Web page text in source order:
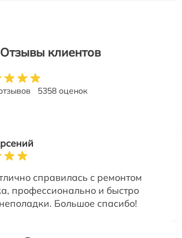
Отзывы клиентов
5358 оценок
справилась с ремонтом
профессионально и быстро
Большое спасибо!